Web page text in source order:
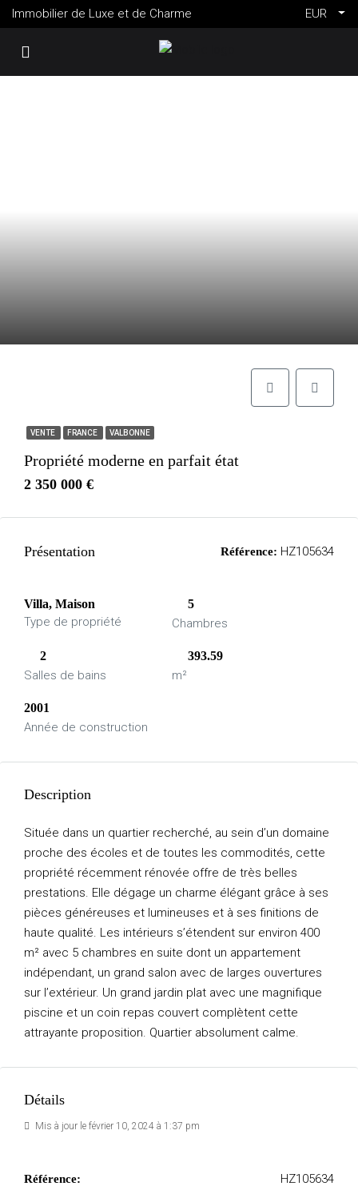
Immobilier de Luxe et de Charme EUR
VENTE FRANCE VALBONNE
Propriété moderne en parfait état
2 350 000 €
Présentation Référence: HZ105634
Villa, Maison
Type de propriété
5
Chambres
2
Salles de bains
393.59
m²
2001
Année de construction
Description
Située dans un quartier recherché, au sein d’un domaine
proche des écoles et de toutes les commodités, cette
propriété récemment rénovée offre de très belles
prestations. Elle dégage un charme élégant grâce à ses
pièces généreuses et lumineuses et à ses finitions de
haute qualité. Les intérieurs s’étendent sur environ 400
m² avec 5 chambres en suite dont un appartement
indépendant, un grand salon avec de larges ouvertures
sur l’extérieur. Un grand jardin plat avec une magnifique
piscine et un coin repas couvert complètent cette
attrayante proposition. Quartier absolument calme.
Détails
Mis à jour le février 10, 2024 à 1:37 pm
Référence: HZ105634